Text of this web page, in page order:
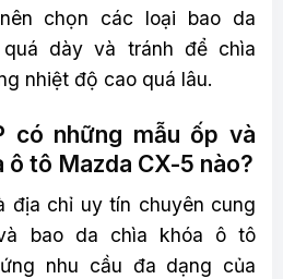
chọn các loại bao da
dày và tránh để chìa
nhiệt độ cao quá lâu.
có những mẫu ốp và
ô tô Mazda CX-5 nào?
địa chỉ uy tín chuyên cung
bao da chìa khóa ô tô
nhu cầu đa dạng của